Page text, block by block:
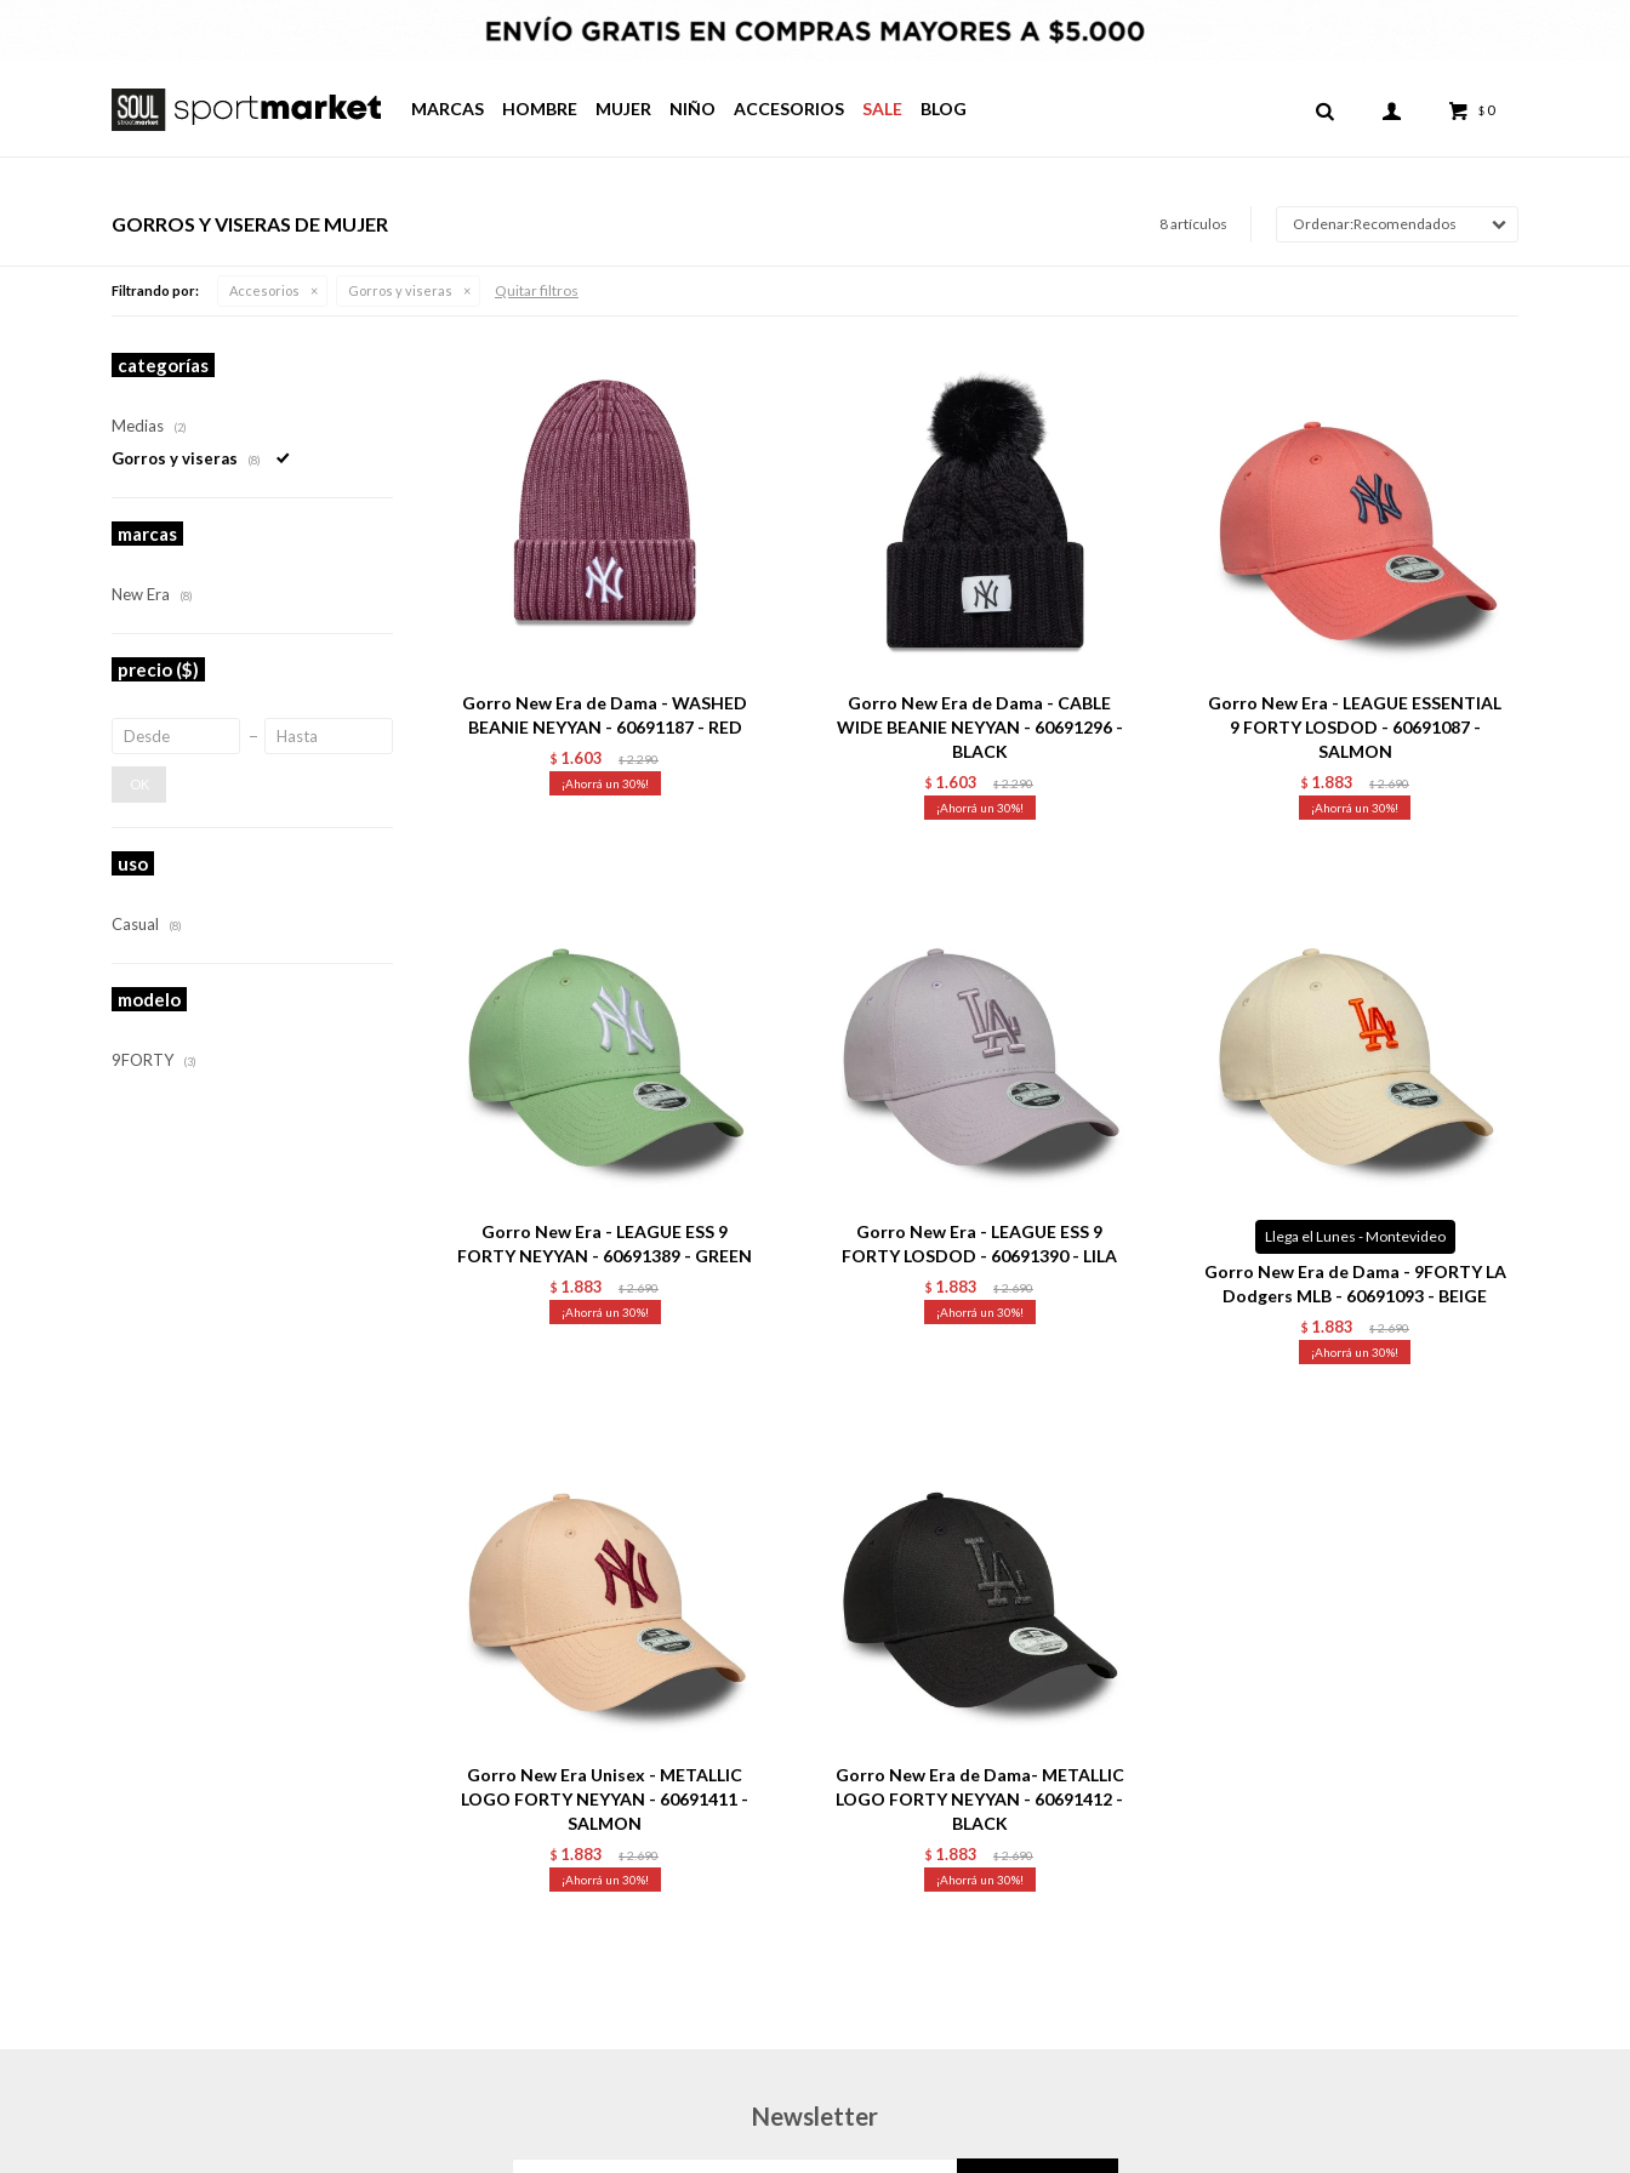
MARCAS HOMBRE MUJER NIÑO ACCESORIOS SALE BLOG $ 0
GORROS Y VISERAS DE MUJER 8 artículos Recomendados
Filtrando por: Accesorios Gorros y viseras Quitar filtros
Gorro New Era de Dama - WASHED
BEANIE NEYYAN - 60691187 - RED
$ 1.603 $ 2.290
30
Gorro New Era de Dama - CABLE
WIDE BEANIE NEYYAN - 60691296 -
BLACK
$ 1.603 $ 2.290
30
Talle
Gorro New Era - LEAGUE ESSENTIAL
9 FORTY LOSDOD - 60691087 -
SALMON
$ 1.883 $ 2.690
30
Gorro New Era - LEAGUE ESS 9
FORTY NEYYAN - 60691389 - GREEN
$ 1.883 $ 2.690
30
Gorro New Era - LEAGUE ESS 9
FORTY LOSDOD - 60691390 - LILA
$ 1.883 $ 2.690
30
Llega el Lunes - Montevideo
Gorro New Era de Dama - 9FORTY LA
Dodgers MLB - 60691093 - BEIGE
$ 1.883 $ 2.690
30
Gorro New Era Unisex - METALLIC
LOGO FORTY NEYYAN - 60691411 -
SALMON
$ 1.883 $ 2.690
30
Gorro New Era de Dama- METALLIC
LOGO FORTY NEYYAN - 60691412 -
BLACK
$ 1.883 $ 2.690
30
categorías
Medias (2)
Gorros y viseras (8)
marcas
New Era (8)
precio ($)
OK
uso
Casual (8)
modelo
9FORTY (3)
Newsletter